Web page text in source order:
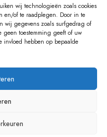
wij technologieën zoals cookies
en/of te raadplegen. Door in te
wij gegevens zoals surfgedrag of
geen toestemming geeft of uw
invloed hebben op bepaalde
Handelsonderneming MELS.